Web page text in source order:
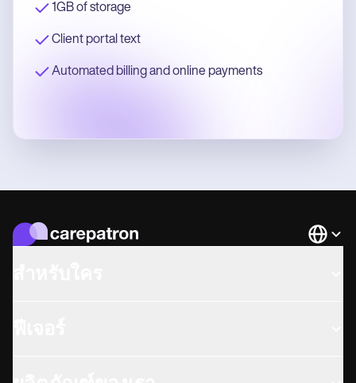
1GB of storage
Client portal text
Automated billing and online payments